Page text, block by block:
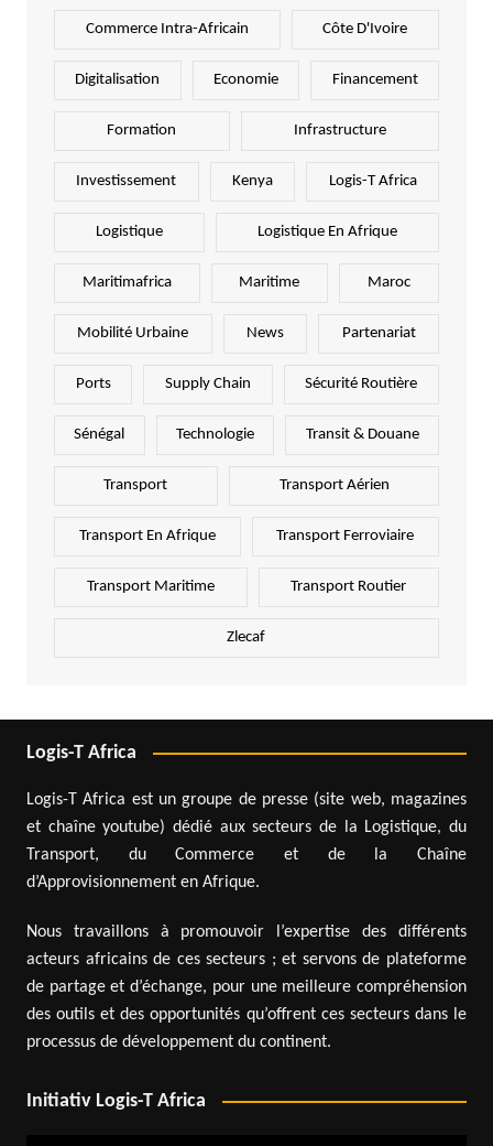
Commerce Intra-Africain Côte D'Ivoire
Digitalisation Economie Financement
Formation Infrastructure
Investissement Kenya Logis-T Africa
Logistique Logistique En Afrique
Maritimafrica Maritime Maroc
Mobilité Urbaine News Partenariat
Ports Supply Chain Sécurité Routière
Sénégal Technologie Transit & Douane
Transport Transport Aérien
Transport En Afrique Transport Ferroviaire
Transport Maritime Transport Routier
Zlecaf
Logis-T Africa
Logis-T Africa est un groupe de presse (site web, magazines
et chaîne youtube) dédié aux secteurs de la Logistique, du
Transport, du Commerce et de la Chaîne
d’Approvisionnement en Afrique.
Nous travaillons à promouvoir l’expertise des différents
acteurs africains de ces secteurs ; et servons de plateforme
de partage et d’échange, pour une meilleure compréhension
des outils et des opportunités qu’offrent ces secteurs dans le
processus de développement du continent.
Initiativ Logis-T Africa